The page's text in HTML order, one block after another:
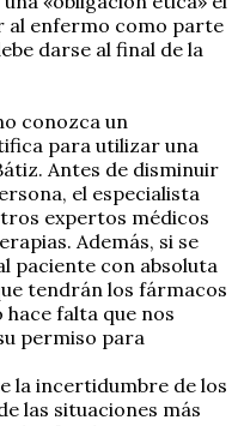
al enfermo como parte
darse al final de la
conozca un
para utilizar una
Antes de disminuir
el especialista
expertos médicos
Además, si se
paciente con absoluta
tendrán los fármacos
hace falta que nos
permiso para
la incertidumbre de los
las situaciones más